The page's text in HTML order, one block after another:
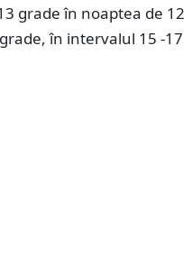
grade în noaptea de 12
în intervalul 15 -17